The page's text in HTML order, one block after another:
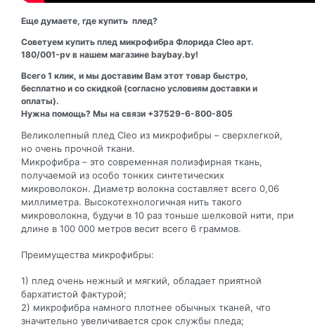
Еще думаете, где купить плед?
Советуем купить плед микрофибра Флорида Cleo арт.
180/001-pv в нашем магазине baybay.by!
Всего 1 клик, и мы доставим Вам этот товар быстро,
бесплатно и со скидкой (согласно условиям доставки и
оплаты).
Нужна помощь? Мы на связи +37529-6-800-805
Великолепный плед Cleo из микрофибры – сверхлегкой,
но очень прочной ткани.
Микрофибра – это современная полиэфирная ткань,
получаемой из особо тонких синтетических
микроволокон. Диаметр волокна составляет всего 0,06
миллиметра. Высокотехнологичная нить такого
микроволокна, будучи в 10 раз тоньше шелковой нити, при
длине в 100 000 метров весит всего 6 граммов.
Преимущества микрофибры:
1) плед очень нежный и мягкий, обладает приятной
бархатистой фактурой;
2) микрофибра намного плотнее обычных тканей, что
значительно увеличивается срок службы пледа;